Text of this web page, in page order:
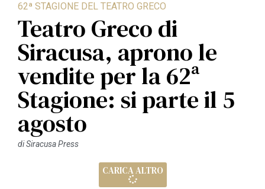
62ª STAGIONE DEL TEATRO GRECO
Teatro Greco di
Siracusa, aprono le
vendite per la 62ª
Stagione: si parte il 5
agosto
diSiracusa Press
CARICA ALTRO